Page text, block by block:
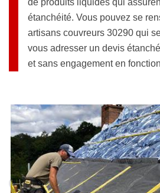
de produits liquides qui
étanchéité. Vous pouvez se
artisans couvreurs 30290 qui
vous adresser un devis
et sans engagement en